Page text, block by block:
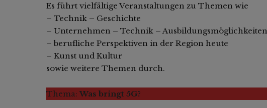
Es führt vielfältige Veranstaltungen zu Themen wie
– Technik – Geschichte
– Unternehmen – Technik – Ausbildungsmöglichkeiten
– berufliche Perspektiven in der Region heute
– Kunst und Kultur
sowie weitere Themen durch.
Thema:Was bringt 5G?